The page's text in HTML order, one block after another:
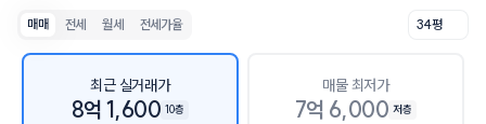
매매 전세 월세 전세가율 34평
최근 실거래가
8억 1,600 10층
매물 최저가
7억 6,000 저층